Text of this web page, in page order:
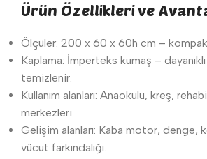
Ürün Özellikleri ve
Ölçüler: 200 x 60 x 60h cm –
Kaplama: İmperteks kumaş –
temizlenir.
Kullanım alanları: Anaokulu, kreş,
merkezleri.
Gelişim alanları: Kaba motor, denge,
vücut farkındalığı.